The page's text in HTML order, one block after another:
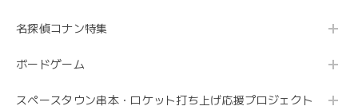
名探偵コナン特集
ボードゲーム
スペースタウン串本・ロケット打ち上げ応援プロジェクト